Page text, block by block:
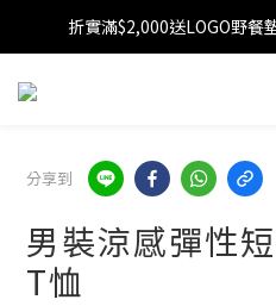
【FINAL SALE】
折實滿$2,000送LOGO野餐
【FINAL
分享到
男裝涼感彈性
T恤